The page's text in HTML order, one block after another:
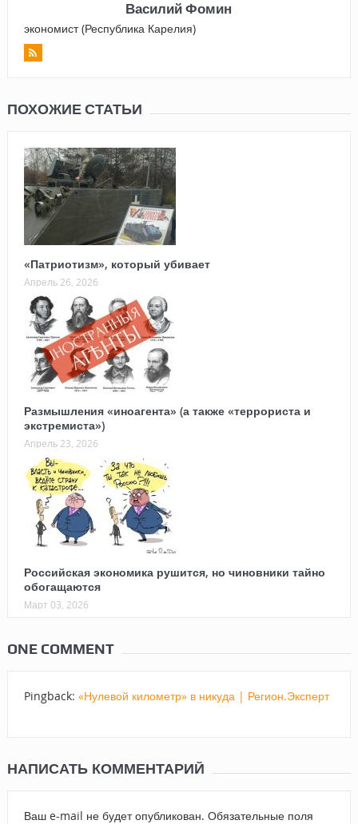
Василий Фомин
экономист (Республика Карелия)
ПОХОЖИЕ СТАТЬИ
«Патриотизм», который убивает
Апрель 26, 2026
Размышления «иноагента» (а также «террориста и
экстремиста»)
Апрель 23, 2026
Российская экономика рушится, но чиновники тайно
обогащаются
Март 03, 2026
ONE COMMENT
Pingback: «Нулевой километр» в никуда | Регион.Эксперт
НАПИСАТЬ КОММЕНТАРИЙ
Ваш e-mail не будет опубликован. Обязательные поля